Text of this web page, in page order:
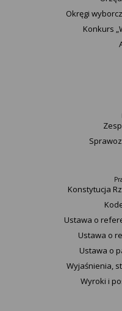
Okręgi
Konkurs
Konstytucja
Ustawa o
Ustawa o
Ustawa o
Wyjaśnienia,
Wyroki i